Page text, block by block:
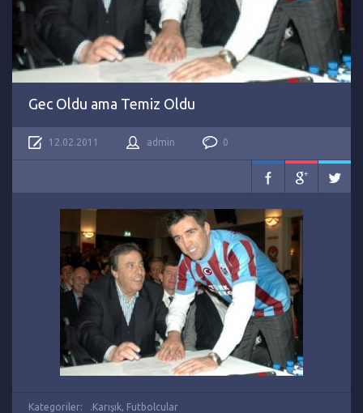
Gec Oldu ama Temiz Oldu
12.02.2011 admin 0
Kategoriler: .Karışık, Futbolcular